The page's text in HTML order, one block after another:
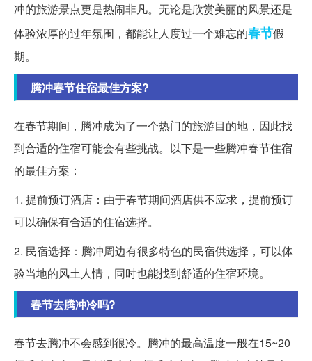
冲的旅游景点更是热闹非凡。无论是欣赏美丽的风景还是
体验浓厚的过年氛围，都能让人度过一个难忘的春节假
期。
腾冲春节住宿最佳方案?
在春节期间，腾冲成为了一个热门的旅游目的地，因此找
到合适的住宿可能会有些挑战。以下是一些腾冲春节住宿
的最佳方案：
1. 提前预订酒店：由于春节期间酒店供不应求，提前预订
可以确保有合适的住宿选择。
2. 民宿选择：腾冲周边有很多特色的民宿供选择，可以体
验当地的风土人情，同时也能找到舒适的住宿环境。
春节去腾冲冷吗?
春节去腾冲不会感到很冷。腾冲的最高温度一般在15~20